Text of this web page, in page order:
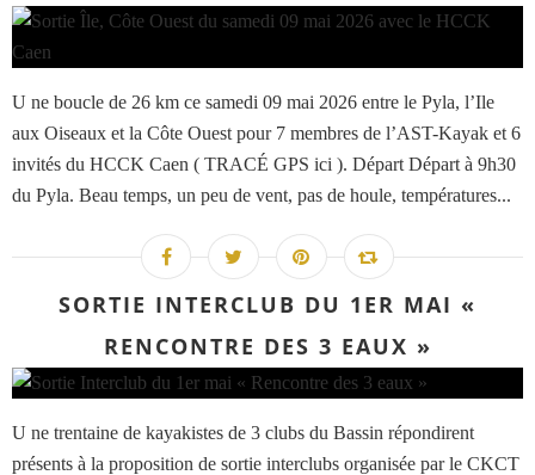
U ne boucle de 26 km ce samedi 09 mai 2026 entre le Pyla, l’Ile
aux Oiseaux et la Côte Ouest pour 7 membres de l’AST-Kayak et 6
invités du HCCK Caen ( TRACÉ GPS ici ). Départ Départ à 9h30
du Pyla. Beau temps, un peu de vent, pas de houle, températures...
SORTIE INTERCLUB DU 1ER MAI «
RENCONTRE DES 3 EAUX »
U ne trentaine de kayakistes de 3 clubs du Bassin répondirent
présents à la proposition de sortie interclubs organisée par le CKCT